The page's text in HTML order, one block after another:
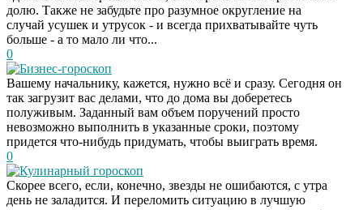
долю. Также не забудьте про разумное округление на
случай усушек и утрусок - и всегда прихватывайте чуть
больше - а то мало ли что...
0
Бизнес-гороскоп
Вашему начальнику, кажется, нужно всё и сразу. Сегодня он
так загрузит вас делами, что до дома вы доберетесь
полуживым. Заданный вам объем поручений просто
невозможно выполнить в указанные сроки, поэтому
придется что-нибудь придумать, чтобы выиграть время.
0
Кулинарный гороскоп
Скорее всего, если, конечно, звезды не ошибаются, с утра
день не заладится. И переломить ситуацию в лучшую